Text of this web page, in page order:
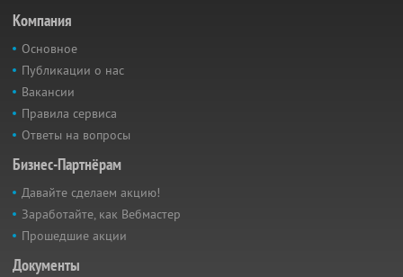
Компания
Основное
Публикации о нас
Вакансии
Правила сервиса
Ответы на вопросы
Бизнес-Партнёрам
Давайте сделаем акцию!
Заработайте, как Вебмастер
Прошедшие акции
Документы